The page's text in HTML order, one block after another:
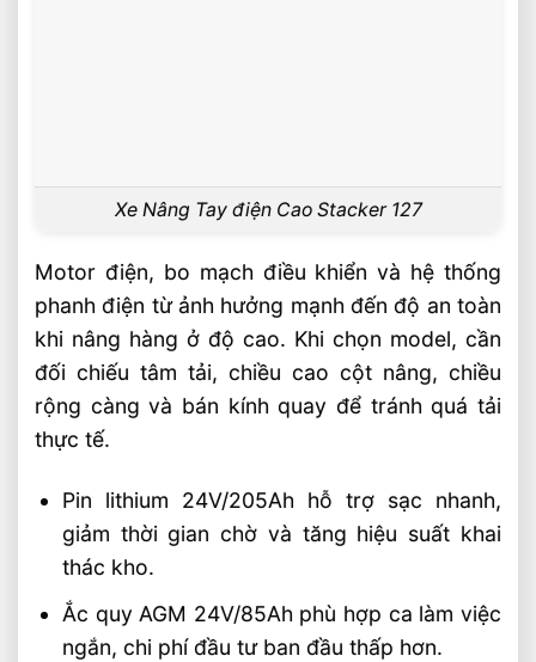
Xe Nâng Tay điện Cao Stacker 127
Motor điện, bo mạch điều khiển và hệ thống
phanh điện từ ảnh hưởng mạnh đến độ an toàn
khi nâng hàng ở độ cao. Khi chọn model, cần
đối chiếu tâm tải, chiều cao cột nâng, chiều
rộng càng và bán kính quay để tránh quá tải
thực tế.
Pin lithium 24V/205Ah hỗ trợ sạc nhanh,
giảm thời gian chờ và tăng hiệu suất khai
thác kho.
Ắc quy AGM 24V/85Ah phù hợp ca làm việc
ngắn, chi phí đầu tư ban đầu thấp hơn.